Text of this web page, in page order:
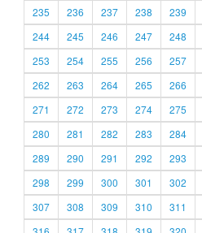
235
236 237 238 239
244
245 246 247 248
253
254 255 256 257
262
263 264 265 266
271
272 273 274 275
280
281 282 283 284
289
290 291 292 293
298
299 300 301 302
307
308 309 310 311